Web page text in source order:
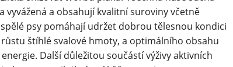
vyvážená a obsahují kvalitní suroviny včetně
psy pomáhají udržet dobrou tělesnou kondici
štíhlé svalové hmoty, a optimálního obsahu
Další důležitou součástí výživy aktivních